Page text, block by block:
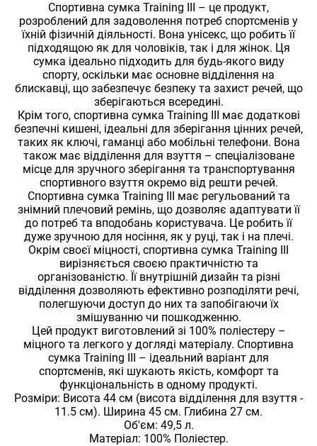
Спортивна сумка Training III – це продукт,
розроблений для задоволення потреб спортсменів у
їхній фізичній діяльності. Вона унісекс, що робить її
підходящою як для чоловіків, так і для жінок. Ця
сумка ідеально підходить для будь-якого виду
спорту, оскільки має основне відділення на
блискавці, що забезпечує безпеку та захист речей, що
зберігаються всередині.
Крім того, спортивна сумка Training III має додаткові
безпечні кишені, ідеальні для зберігання цінних речей,
таких як ключі, гаманці або мобільні телефони. Вона
також має відділення для взуття – спеціалізоване
місце для зручного зберігання та транспортування
спортивного взуття окремо від решти речей.
Спортивна сумка Training III має регульований та
знімний плечовий ремінь, що дозволяє адаптувати її
до потреб та вподобань користувача. Це робить її
дуже зручною для носіння, як у руці, так і на плечі.
Окрім своєї міцності, спортивна сумка Training III
вирізняється своєю практичністю та
організованістю. Її внутрішній дизайн та різні
відділення дозволяють ефективно розподіляти речі,
полегшуючи доступ до них та запобігаючи їх
змішуванню чи пошкодженню.
Цей продукт виготовлений зі 100% поліестеру –
міцного та легкого у догляді матеріалу. Спортивна
сумка Training III – ідеальний варіант для
спортсменів, які шукають якість, комфорт та
функціональність в одному продукті.
Розміри: Висота 44 см (висота відділення для взуття -
11.5 см). Ширина 45 см. Глибина 27 см.
Об'єм: 49,5 л.
Матеріал: 100% Поліестер.